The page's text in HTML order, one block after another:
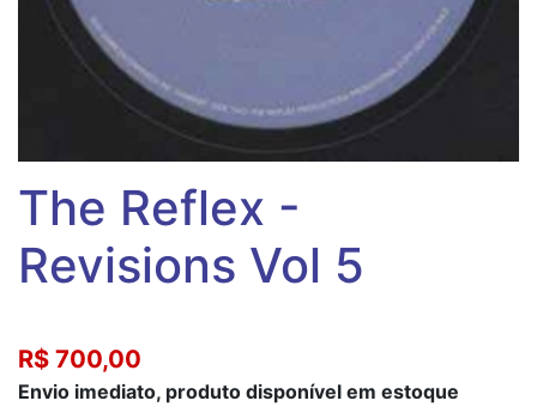
The Reflex -
Revisions Vol 5
R$ 700,00
Envio imediato, produto disponível em estoque